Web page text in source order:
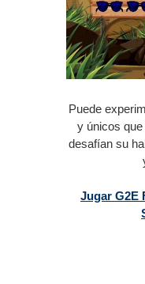
Puede
y únicos
desafían su
Jugar G2E